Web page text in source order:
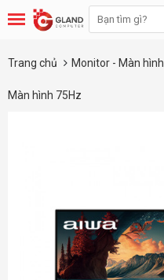
Trang chủ Monitor - Màn hình
Màn hình 75Hz